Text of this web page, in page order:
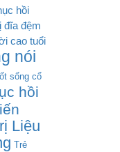
hồi
đĩa đệm
cao tuổi
nói
sống cổ
hồi
Liệu
Trẻ